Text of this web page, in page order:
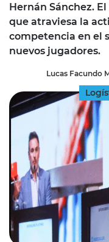
Hernán Sánchez.
que atraviesa la
competencia en el
nuevos jugadores.
Lucas Facundo